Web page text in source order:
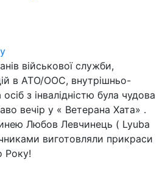
військової служби,
в АТО/ООС, внутрішньо-
з інвалідністю була чудова
вечір у « Ветерана Хата» .
Любов Левчинець ( Lyuba
виготовляли прикраси
Року!